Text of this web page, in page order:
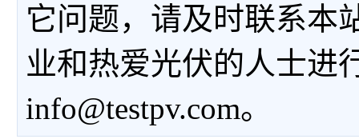
它问题，请及时联系本
业和热爱光伏的人士进
info@testpv.com。